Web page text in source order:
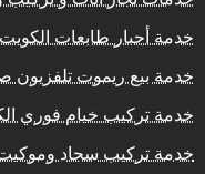
خدمة أحبار طابعات
خدمة بيع ريموت تلفزيون
خدمة تركيب خيام فوري
خدمة تركيب سجاد